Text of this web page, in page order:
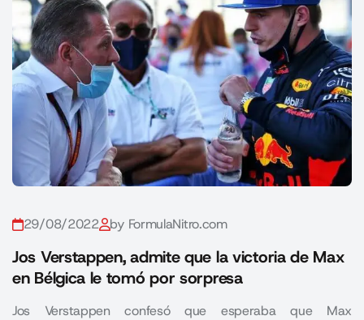
29/08/2022 by FormulaNitro.com
Jos Verstappen, admite que la victoria de Max
en Bélgica le tomó por sorpresa
Jos Verstappen confesó que esperaba que Max